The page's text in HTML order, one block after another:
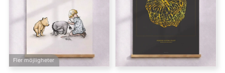
Fler möjligheter